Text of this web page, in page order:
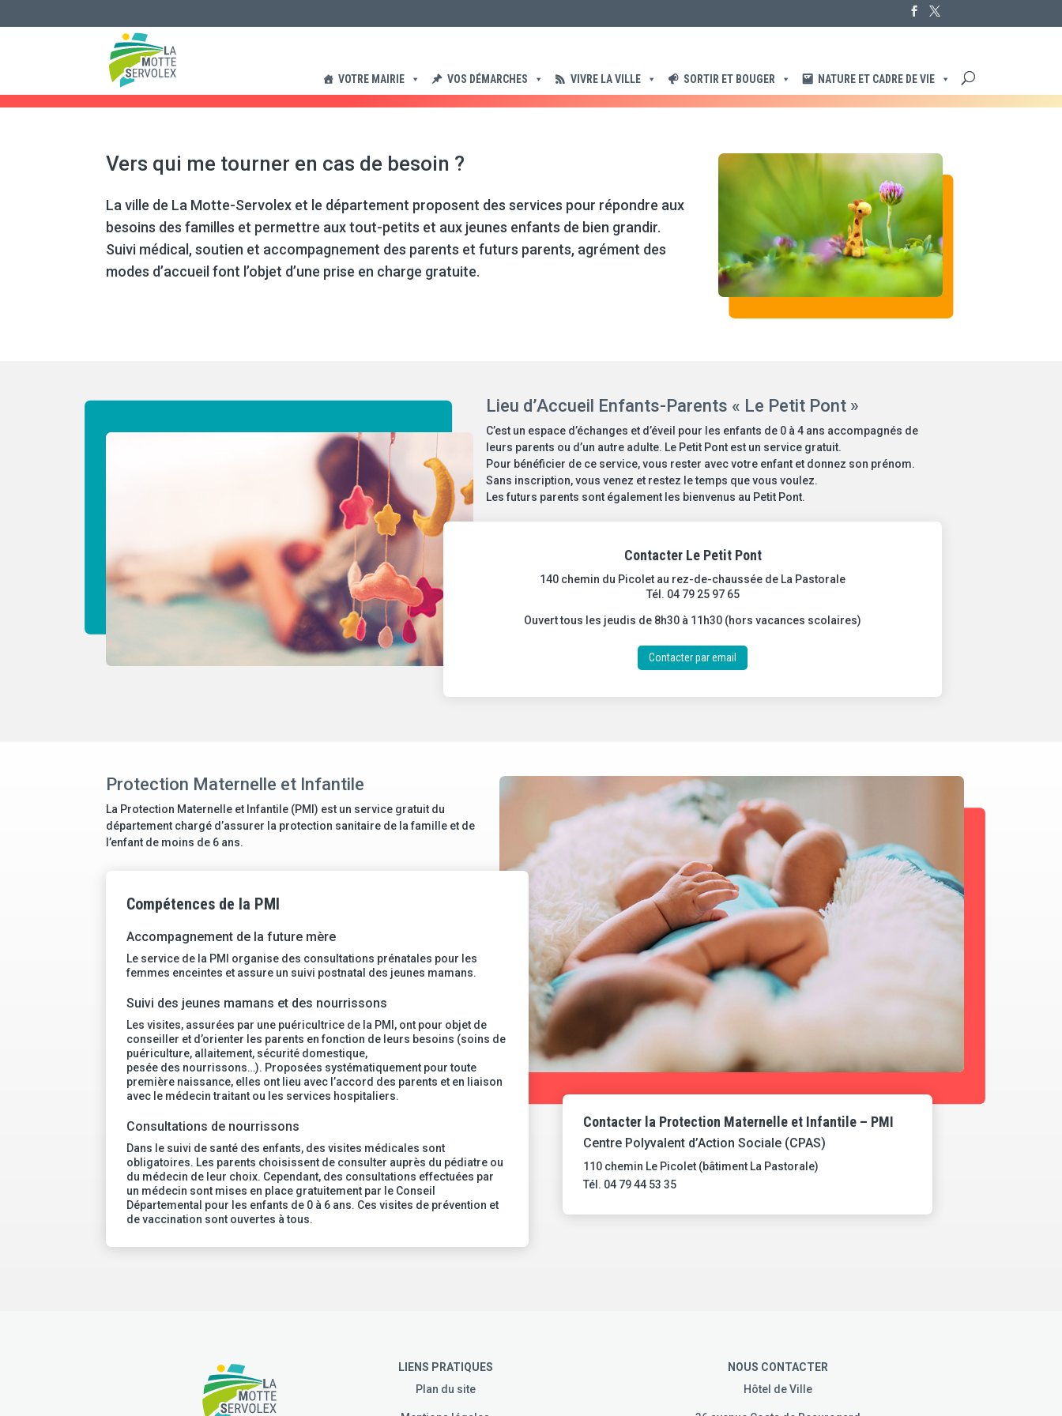
VOTRE MAIRIE VOS DÉMARCHES VIVRE LA VILLE SORTIR ET BOUGER NATURE ET CADRE DE VIE
Accompagnement des familles
Vers qui me tourner en cas de besoin ?
La ville de La Motte-Servolex et le département proposent des services pour répondre aux
besoins des familles et permettre aux tout-petits et aux jeunes enfants de bien grandir.
Suivi médical, soutien et accompagnement des parents et futurs parents, agrément des
modes d’accueil font l’objet d’une prise en charge gratuite.
Lieu d’Accueil Enfants-Parents « Le Petit Pont »
C’est un espace d’échanges et d’éveil pour les enfants de 0 à 4 ans accompagnés de
leurs parents ou d’un autre adulte. Le Petit Pont est un service gratuit.
Pour bénéficier de ce service, vous rester avec votre enfant et donnez son prénom.
Sans inscription, vous venez et restez le temps que vous voulez.
Les futurs parents sont également les bienvenus au Petit Pont.
Contacter Le Petit Pont
140 chemin du Picolet au rez-de-chaussée de La Pastorale
Tél. 04 79 25 97 65
Ouvert tous les jeudis de 8h30 à 11h30 (hors vacances scolaires)
Contacter par email
Protection Maternelle et Infantile
La Protection Maternelle et Infantile (PMI) est un service gratuit du
département chargé d’assurer la protection sanitaire de la famille et de
l’enfant de moins de 6 ans.
Compétences de la PMI
Accompagnement de la future mère
Le service de la PMI organise des consultations prénatales pour les
femmes enceintes et assure un suivi postnatal des jeunes mamans.
Suivi des jeunes mamans et des nourrissons
Les visites, assurées par une puéricultrice de la PMI, ont pour objet de
conseiller et d’orienter les parents en fonction de leurs besoins (soins de
puériculture, allaitement, sécurité domestique,
pesée des nourrissons…). Proposées systématiquement pour toute
première naissance, elles ont lieu avec l’accord des parents et en liaison
avec le médecin traitant ou les services hospitaliers.
Consultations de nourrissons
Dans le suivi de santé des enfants, des visites médicales sont
obligatoires. Les parents choisissent de consulter auprès du pédiatre ou
du médecin de leur choix. Cependant, des consultations effectuées par
un médecin sont mises en place gratuitement par le Conseil
Départemental pour les enfants de 0 à 6 ans. Ces visites de prévention et
de vaccination sont ouvertes à tous.
Contacter la Protection Maternelle et Infantile – PMI
Centre Polyvalent d’Action Sociale (CPAS)
110 chemin Le Picolet (bâtiment La Pastorale)
Tél. 04 79 44 53 35
LIENS PRATIQUES
Plan du site
NOUS CONTACTER
Hôtel de Ville